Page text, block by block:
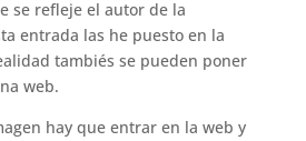
se refleje el autor de la
entrada las he puesto en la
tambiés se pueden poner
web.
hay que entrar en la web y